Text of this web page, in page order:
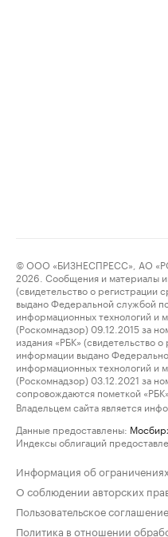
© ООО «БИЗНЕСПРЕСС», АО
2026. Сообщения и материалы
(свидетельство о регистрации
выдано Федеральной службой
информационных технологий и
(Роскомнадзор) 09.12.2015 за
издания «РБК» (свидетельство
информации выдано
информационных технологий и
(Роскомнадзор) 03.12.2021 за
сопровождаются пометкой «РБК».
Владельцем сайта является
Данные предоставлены:
Индексы облигаций
Информация об ограничениях
О соблюдении авторских
Пользовательское соглашение
Политика в отношении